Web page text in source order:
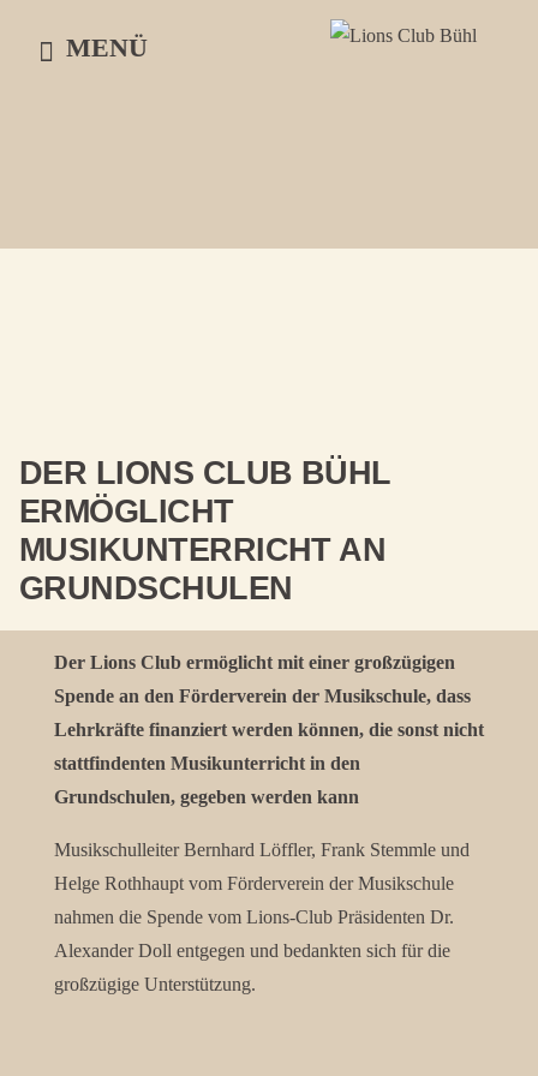
MENÜ
DER LIONS CLUB BÜHL
ERMÖGLICHT
MUSIKUNTERRICHT AN
GRUNDSCHULEN
Der Lions Club ermöglicht mit einer großzügigen
Spende an den Förderverein der Musikschule, dass
Lehrkräfte finanziert werden können, die sonst nicht
stattfindenten Musikunterricht in den
Grundschulen, gegeben werden kann
Musikschulleiter Bernhard Löffler, Frank Stemmle und
Helge Rothhaupt vom Förderverein der Musikschule
nahmen die Spende vom Lions-Club Präsidenten Dr.
Alexander Doll entgegen und bedankten sich für die
großzügige Unterstützung.